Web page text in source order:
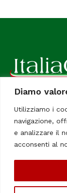
Diamo
Utilizziamo i
navigazione,
e analizzare il
acconsenti al
Dedicato in
Tutti i diritti sono